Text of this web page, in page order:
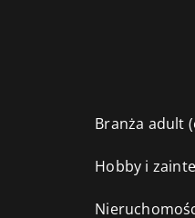
Branża adult
Hobby i